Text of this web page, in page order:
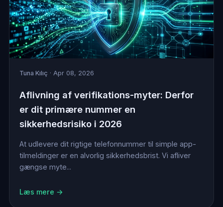
Tuna Kılıç · Apr 08, 2026
Aflivning af verifikations-myter: Derfor
er dit primære nummer en
sikkerhedsrisiko i 2026
At udlevere dit rigtige telefonnummer til simple app-
tilmeldinger er en alvorlig sikkerhedsbrist. Vi afliver
gængse myte...
Læs mere →